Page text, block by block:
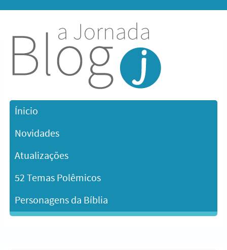
Ínicio
Novidades
Atualizações
52 Temas Polêmicos
Personagens da Bíblia